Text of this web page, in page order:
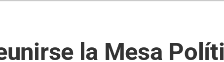
la Mesa